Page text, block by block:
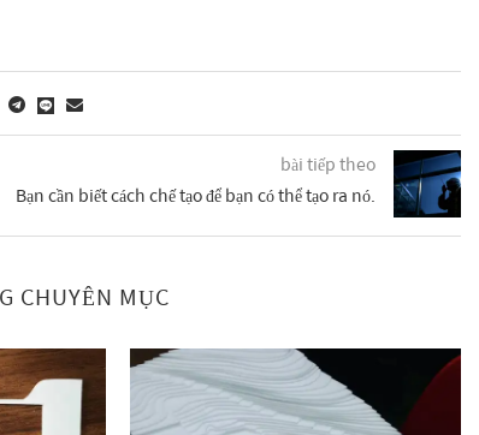
bài tiếp theo
Bạn cần biết cách chế tạo để bạn có thể tạo ra nó.
CHUYÊN MỤC